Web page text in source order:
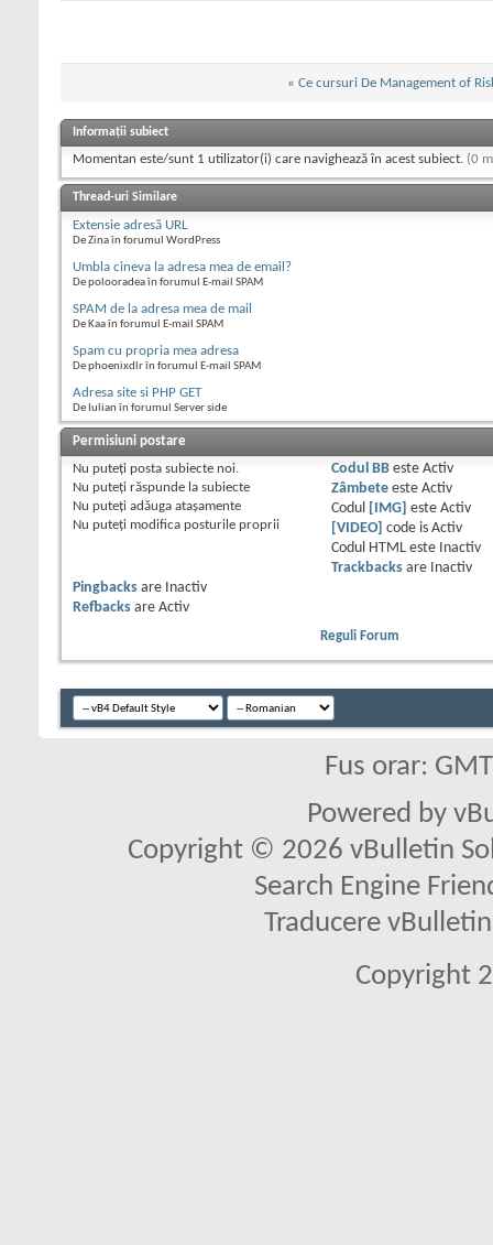
« Ce cursuri De Management of
Informații subiect
Momentan este/sunt 1 utilizator(i) care navighează în acest subiect. (0
Thread-uri Similare
Extensie adresă URL
De Zina în forumul WordPress
Umbla cineva la adresa mea de email?
De polooradea în forumul E-mail SPAM
SPAM de la adresa mea de mail
De Kaa în forumul E-mail SPAM
Spam cu propria mea adresa
De phoenixdlr în forumul E-mail SPAM
Adresa site si PHP GET
De Iulian în forumul Server side
Permisiuni postare
Nu puteţi posta subiecte noi.
Nu puteţi răspunde la subiecte
Nu puteţi adăuga ataşamente
Nu puteţi modifica posturile proprii
Codul BBeste Activ
Zâmbeteeste Activ
Codul
[IMG] este Activ
[VIDEO]
code is Activ
Codul HTML este
Inactiv
Trackbacksare
Inactiv
Pingbacks are
Inactiv
Refbacks are Activ
Reguli Forum
Fus orar:
Powered by
Copyright © 2026 vBulletin
Search Engine
Traducere
Copyright